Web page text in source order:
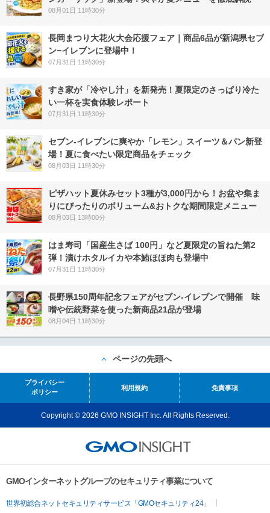
08月01日 11時30分
長岡まつり大花火大会応援フェア｜商品6品が新潟県セブ
ン−イレブンに登場中！
07月31日 11時30分
すき家が「冷やし汁」を新発売！夏限定のさっぱり冷た
い一杯を実食体験レポート
07月31日 11時30分
セブン‐イレブンに爽やか「レモン」スイーツ＆パン新登
場！夏に食べたい限定商品をチェック
08月03日 11時30分
ピザハット夏休みセット3種が3,000円から！お盆や集ま
りにぴったりのボリューム&おトクな期間限定メニュー
08月03日 13時00分
はま寿司「国産生さば 100円」など夏限定の旨ねた第2
弾！漬けホタルイカや本鮪ほほ肉も登場中
07月31日 11時30分
長野県150周年記念フェアがセブン-イレブンで開催 味
噌や伝統野菜を使った新商品21品が登場
08月04日 11時30分
ページの先頭へ
プライバシー
ポリシー
利用規約 免責事項
Copyright © 2026 GMO INSIGHT Inc. All Rights Reserved.
GMOインターネットグループのセキュリティ事業について
世界初総合ネットセキュリティサービス「GMOセキュリティ24」